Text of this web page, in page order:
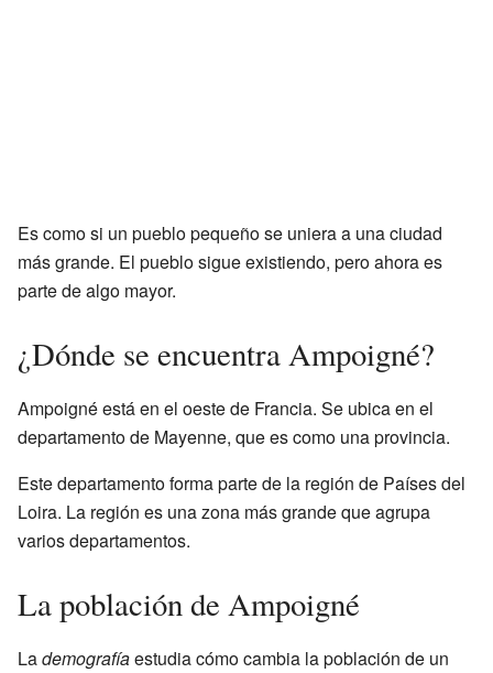
Es como si un pueblo pequeño se uniera a una ciudad
más grande. El pueblo sigue existiendo, pero ahora es
parte de algo mayor.
¿Dónde se encuentra Ampoigné?
Ampoigné está en el oeste de Francia. Se ubica en el
departamento de Mayenne, que es como una provincia.
Este departamento forma parte de la región de Países del
Loira. La región es una zona más grande que agrupa
varios departamentos.
La población de Ampoigné
Lademografíaestudia cómo cambia la población de un